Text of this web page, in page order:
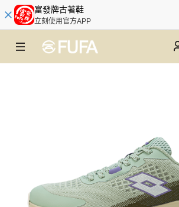
富發牌古著鞋
立刻使用官方APP